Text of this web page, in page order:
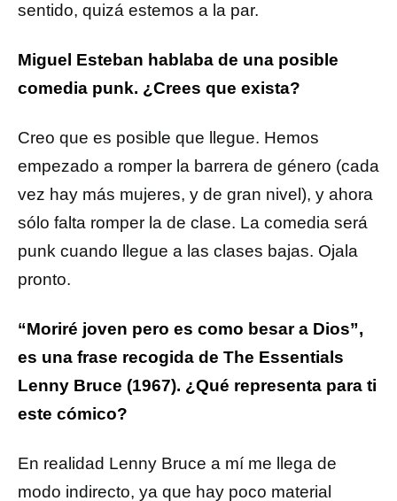
sentido, quizá estemos a la par.
Miguel Esteban hablaba de una posible
comedia punk. ¿Crees que exista?
Creo que es posible que llegue. Hemos
empezado a romper la barrera de género (cada
vez hay más mujeres, y de gran nivel), y ahora
sólo falta romper la de clase. La comedia será
punk cuando llegue a las clases bajas. Ojala
pronto.
“Moriré joven pero es como besar a Dios”,
es una frase recogida de The Essentials
Lenny Bruce (1967). ¿Qué representa para ti
este cómico?
En realidad Lenny Bruce a mí me llega de
modo indirecto, ya que hay poco material